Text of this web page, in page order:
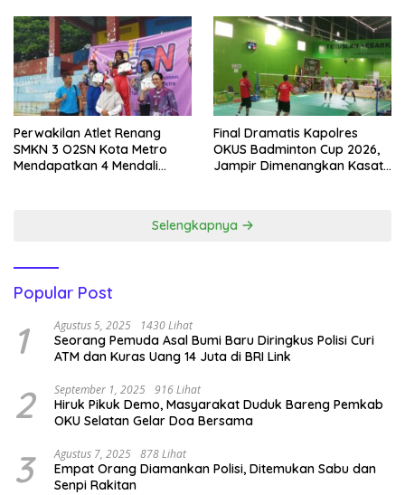
Perwakilan Atlet Renang
SMKN 3 O2SN Kota Metro
Mendapatkan 4 Mendali
Final Dramatis Kapolres
OKUS Badminton Cup 2026,
Jampir Dimenangkan Kasat
Selengkapnya
Popular Post
1 Agustus 5, 2025 1430 Lihat
Seorang Pemuda Asal Bumi Baru Diringkus Polisi Curi
ATM dan Kuras Uang 14 Juta di BRI Link
2 September 1, 2025 916 Lihat
Hiruk Pikuk Demo, Masyarakat Duduk Bareng Pemkab
OKU Selatan Gelar Doa Bersama
3 Agustus 7, 2025 878 Lihat
Empat Orang Diamankan Polisi, Ditemukan Sabu dan
Senpi Rakitan